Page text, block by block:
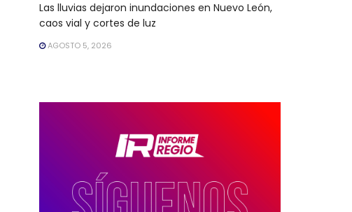
Las lluvias dejaron inundaciones en Nuevo León,
caos vial y cortes de luz
AGOSTO 5, 2026